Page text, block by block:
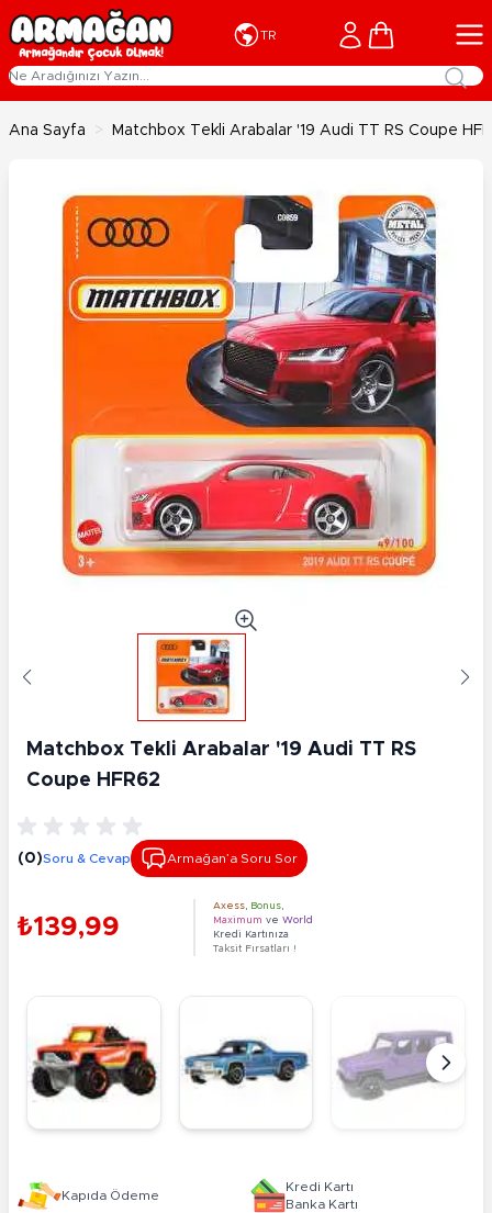
İçeriğe geç
TR Cart
Ana Sayfa > Matchbox Tekli Arabalar '19 Audi TT RS Coupe
Matchbox Tekli Arabalar '19 Audi TT RS
Coupe HFR62
(0)Soru & Cevap Armağan’a Soru Sor
₺139,99
Axess Bonus
Maximum ve World
Kredi Kartınıza
Taksit Fırsatları !
Kapıda Ödeme
Kredi Kartı
Banka Kartı